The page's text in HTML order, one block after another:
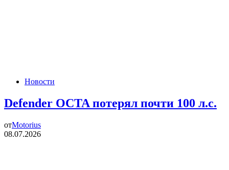
Новости
Defender OCTA потерял почти 100 л.с.
отMotorius
08.07.2026